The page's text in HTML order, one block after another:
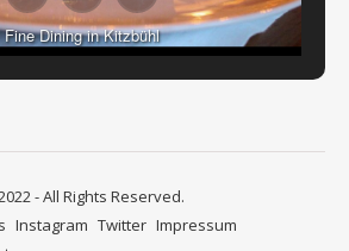
Fine Dining in Kitzbühl
- All Rights Reserved.
Instagram Twitter Impressum